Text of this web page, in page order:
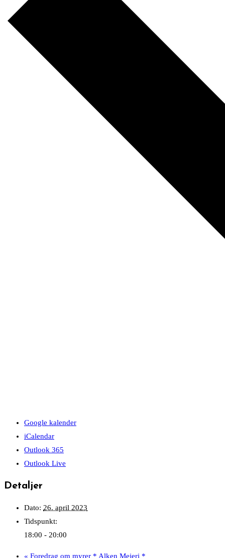
Google kalender
iCalendar
Outlook 365
Outlook Live
Detaljer
Dato: 26. april 2023
Tidspunkt:
18:00 - 20:00
« Foredrag om myrer * Alken Mejeri *